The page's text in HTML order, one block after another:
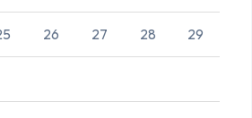
26 27 28 29